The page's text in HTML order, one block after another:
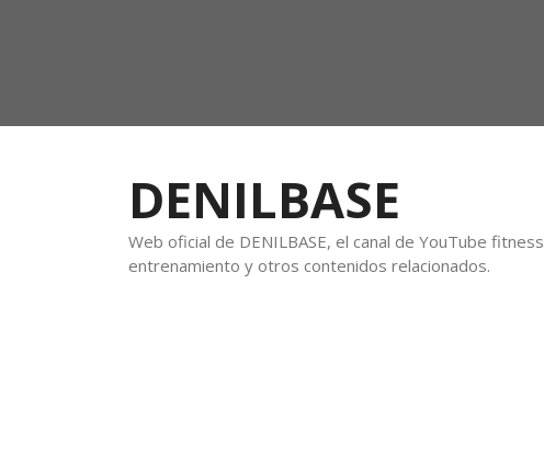
DENILBASE
Web oficial de DENILBASE, el canal de YouTube
entrenamiento y otros contenidos relacionados.